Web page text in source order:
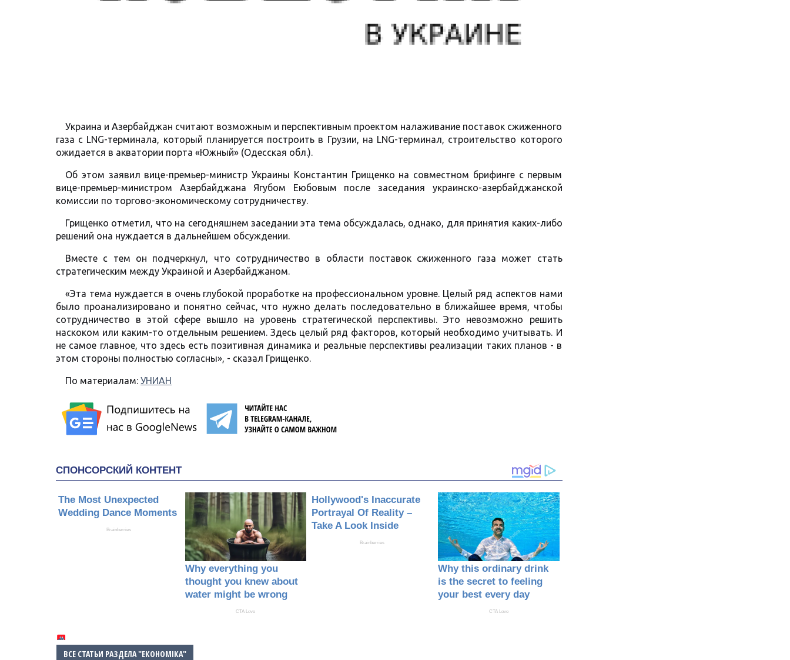
Украина и Азербайджан считают возможным и перспективным проектом налаживание поставок сжиженного
газа с LNG-терминала, который планируется построить в Грузии, на LNG-терминал, строительство которого
ожидается в акватории порта «Южный» (Одесская обл.).
Об этом заявил вице-премьер-министр Украины Константин Грищенко на совместном брифинге с первым
вице-премьер-министром Азербайджана Ягубом Еюбовым после заседания украинско-азербайджанской
комиссии по торгово-экономическому сотрудничеству.
Грищенко отметил, что на сегодняшнем заседании эта тема обсуждалась, однако, для принятия каких-либо
решений она нуждается в дальнейшем обсуждении.
Вместе с тем он подчеркнул, что сотрудничество в области поставок сжиженного газа может стать
стратегическим между Украиной и Азербайджаном.
«Эта тема нуждается в очень глубокой проработке на профессиональном уровне. Целый ряд аспектов нами
было проанализировано и понятно сейчас, что нужно делать последовательно в ближайшее время, чтобы
сотрудничество в этой сфере вышло на уровень стратегической перспективы. Это невозможно решить
наскоком или каким-то отдельным решением. Здесь целый ряд факторов, который необходимо учитывать. И
не самое главное, что здесь есть позитивная динамика и реальные перспективы реализации таких планов - в
этом стороны полностью согласны», - сказал Грищенко.
По материалам: УНИАН
ВСЕ СТАТЬИ РАЗДЕЛА "ЕКОНОМІКА"